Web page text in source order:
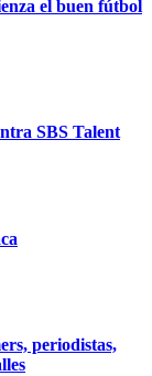
el buen fútbol
SBS Talent
periodistas,